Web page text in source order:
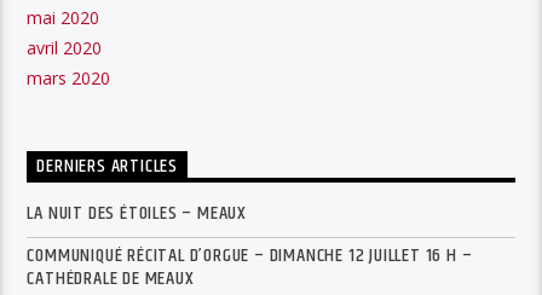
mai 2020
avril 2020
mars 2020
DERNIERS ARTICLES
LA NUIT DES ÉTOILES – MEAUX
COMMUNIQUÉ RÉCITAL D’ORGUE – DIMANCHE 12 JUILLET 16 H –
CATHÉDRALE DE MEAUX